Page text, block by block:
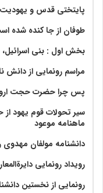
پایتختی قدس و
طوفان از جا کنده شده
بخش اول : بنی اسرائیل،
مراسم رونمایی از دانش
پس چرا حضرت حجت
سیر تحولات قوم یهود
ماهنامه موعود
دانشنامه مولفان
رویداد رونمایی
رونمایی از نخستین